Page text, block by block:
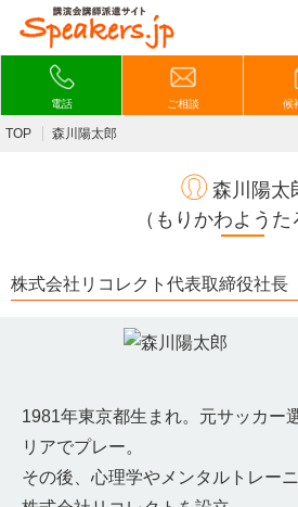
電話 ご相談 候
TOP 森川陽太郎
森川陽太
（もりかわようた
株式会社リコレクト代表取締役社長
1981年東京都生まれ。元サッカー
リアでプレー。
その後、心理学やメンタルトレー